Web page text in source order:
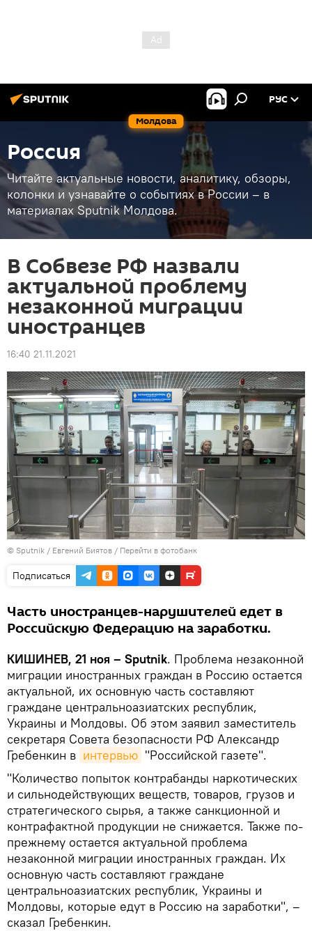
Молдова
РУС
Россия
Читайте актуальные новости, аналитику, обзоры,
колонки и узнавайте о событиях в России – в
материалах Sputnik Молдова.
В Собвезе РФ назвали
актуальной проблему
незаконной миграции
иностранцев
16:40 21.11.2021
© Sputnik / Евгений Биятов / Перейти в фотобанк
Подписаться
Часть иностранцев-нарушителей едет в
Российскую Федерацию на заработки.
КИШИНЕВ, 21 ноя – Sputnik. Проблема незаконной
миграции иностранных граждан в Россию остается
актуальной, их основную часть составляют
граждане центральноазиатских республик,
Украины и Молдовы. Об этом заявил заместитель
секретаря Совета безопасности РФ Александр
Гребенкин в интервью "Российской газете".
"Количество попыток контрабанды наркотических
и сильнодействующих веществ, товаров, грузов и
стратегического сырья, а также санкционной и
контрафактной продукции не снижается. Также по-
прежнему остается актуальной проблема
незаконной миграции иностранных граждан. Их
основную часть составляют граждане
центральноазиатских республик, Украины и
Молдовы, которые едут в Россию на заработки", –
сказал Гребенкин.